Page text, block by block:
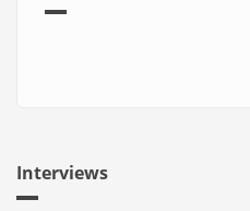
Interviews